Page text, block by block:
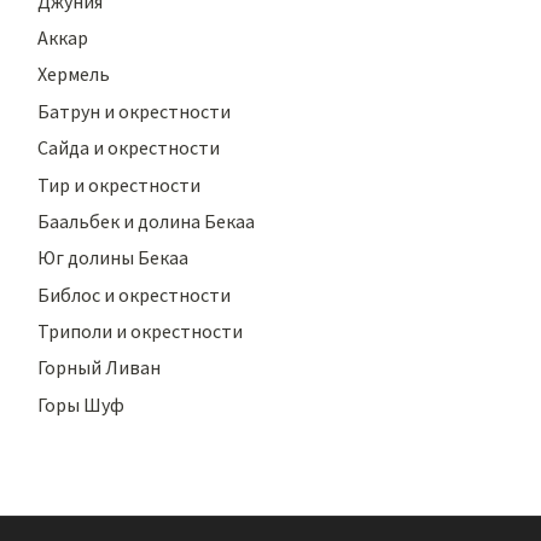
Аккар
Хермель
Батрун и окрестности
Сайда и окрестности
Тир и окрестности
Баальбек и долина Бекаа
Юг долины Бекаа
Библос и окрестности
Триполи и окрестности
Горный Ливан
Горы Шуф